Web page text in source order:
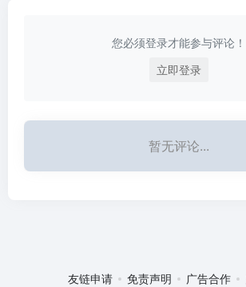
您必须登录才能参与评论！
立即登录
暂无评论...
友链申请 免责声明 广告合作